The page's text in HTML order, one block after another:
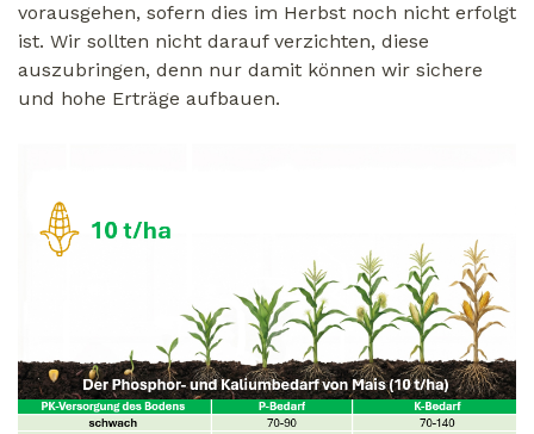
vorausgehen, sofern dies im Herbst noch nicht erfolgt
ist. Wir sollten nicht darauf verzichten, diese
auszubringen, denn nur damit können wir sichere
und hohe Erträge aufbauen.